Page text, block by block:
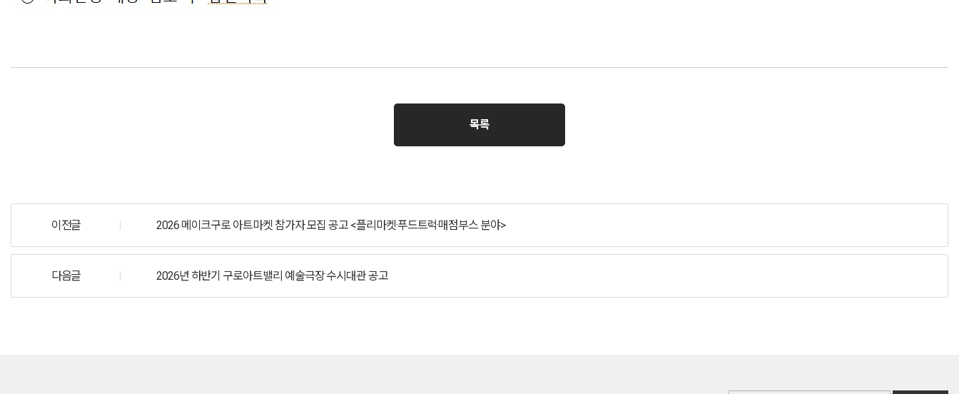
목록
이전글 2026 메이크구로 아트마켓 참가자 모집 공고 <플리마켓·푸드트럭·매점부스 분야>
다음글 2026년 하반기 구로아트밸리 예술극장 수시대관 공고